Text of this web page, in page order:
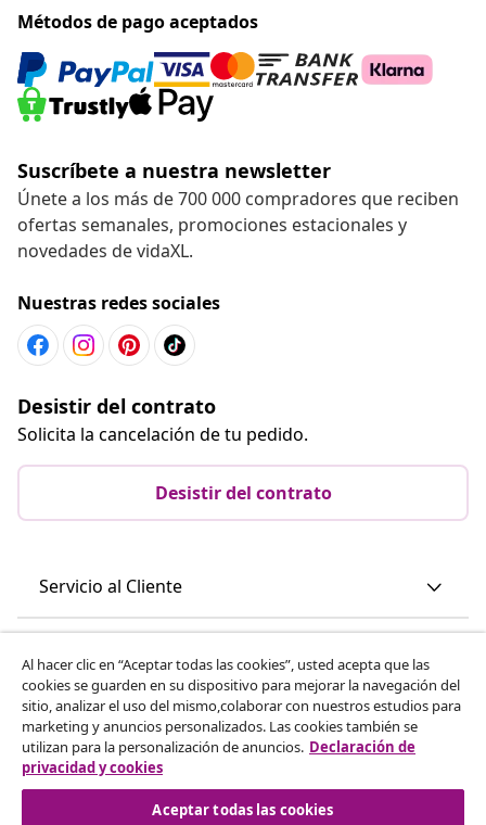
Métodos de pago aceptados
Suscríbete a nuestra newsletter
Únete a los más de 700 000 compradores que reciben
ofertas semanales, promociones estacionales y
novedades de vidaXL.
Nuestras redes sociales
Desistir del contrato
Solicita la cancelación de tu pedido.
Desistir del contrato
Servicio al Cliente
vidaXL
Descubre mas
Al hacer clic en “Aceptar todas las cookies”, usted acepta que las
cookies se guarden en su dispositivo para mejorar la navegación del
sitio, analizar el uso del mismo,colaborar con nuestros estudios para
marketing y anuncios personalizados. Las cookies también se
utilizan para la personalización de anuncios. Declaración de
privacidad y cookies
Aceptar todas las cookies